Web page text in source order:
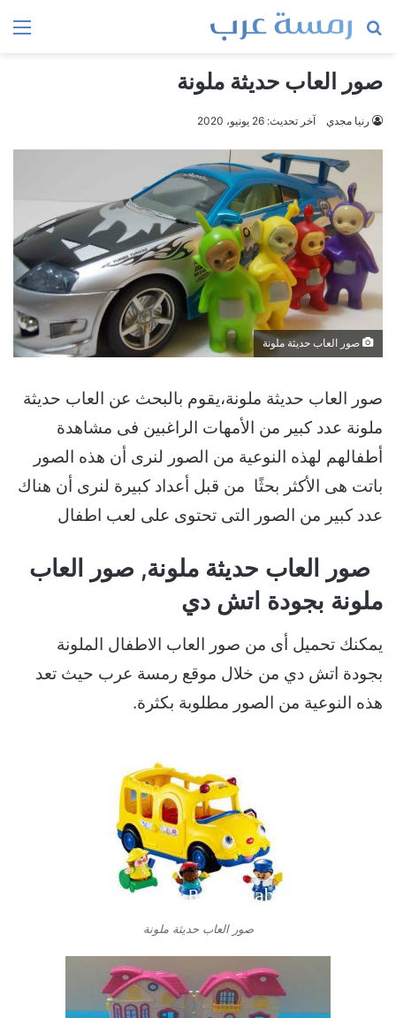
بحث
صور العاب حديثة ملونة
رنيا مجدي آخر تحديث: 26 يونيو، 2020
صور العاب حديثة ملونة
صور العاب حديثة ملونة،يقوم بالبحث عن العاب حديثة
ملونة عدد كبير من الأمهات الراغبين فى مشاهدة
أطفالهم لهذه النوعية من الصور لنرى أن هذه الصور
باتت هى الأكثر بحثًا من قبل أعداد كبيرة لنرى أن هناك
عدد كبير من الصور التى تحتوى على لعب اطفال
صور العاب حديثة ملونة, صور العاب
ملونة بجودة اتش دي
يمكنك تحميل أى من صور العاب الاطفال الملونة
بجودة اتش دي من خلال موقع رمسة عرب حيث تعد
هذه النوعية من الصور مطلوبة بكثرة.
صور العاب حديثة ملونة